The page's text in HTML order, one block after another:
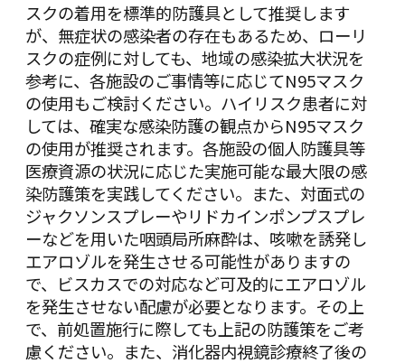
スクの着用を標準的防護具として推奨します
が、無症状の感染者の存在もあるため、ローリ
スクの症例に対しても、地域の感染拡大状況を
参考に、各施設のご事情等に応じてN95マスク
の使用もご検討ください。ハイリスク患者に対
しては、確実な感染防護の観点からN95マスク
の使用が推奨されます。各施設の個人防護具等
医療資源の状況に応じた実施可能な最大限の感
染防護策を実践してください。また、対面式の
ジャクソンスプレーやリドカインポンプスプレ
ーなどを用いた咽頭局所麻酔は、咳嗽を誘発し
エアロゾルを発生させる可能性がありますの
で、ビスカスでの対応など可及的にエアロゾル
を発生させない配慮が必要となります。その上
で、前処置施行に際しても上記の防護策をご考
慮ください。 また、消化器内視鏡診療終了後の